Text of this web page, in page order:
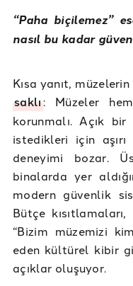
“Paha biçilemez”
nasıl bu kadar
Kısa yanıt,
saklı: Müzeler
korunmalı. Açık
istedikleri için
deneyimi bozar.
binalarda yer
modern güvenlik
Bütçe
“Bizim müzemizi
eden kültürel kibir
açıklar oluşuyor.